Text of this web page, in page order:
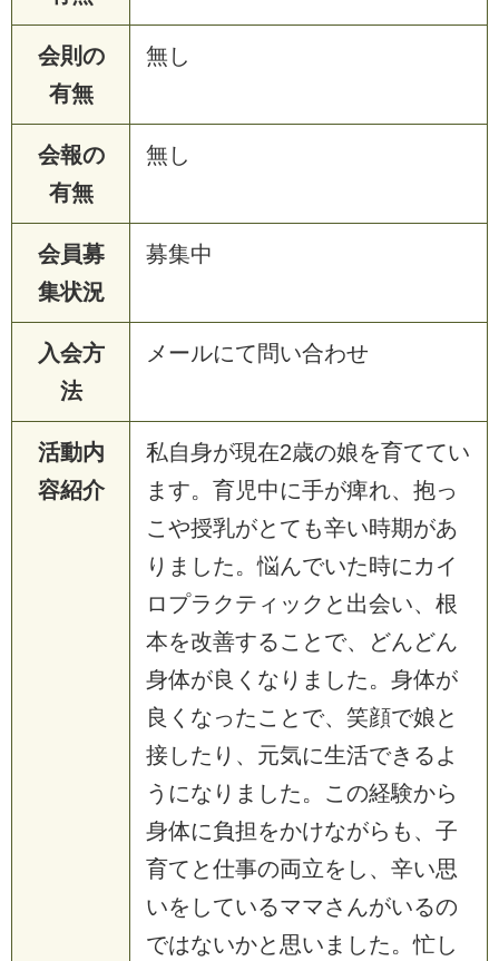
会則の
有無
無し
会報の
有無
無し
会員募
集状況
募集中
入会方
法
メールにて問い合わせ
活動内
容紹介
私自身が現在2歳の娘を育ててい
ます。育児中に手が痺れ、抱っ
こや授乳がとても辛い時期があ
りました。悩んでいた時にカイ
ロプラクティックと出会い、根
本を改善することで、どんどん
身体が良くなりました。身体が
良くなったことで、笑顔で娘と
接したり、元気に生活できるよ
うになりました。この経験から
身体に負担をかけながらも、子
育てと仕事の両立をし、辛い思
いをしているママさんがいるの
ではないかと思いました。忙し